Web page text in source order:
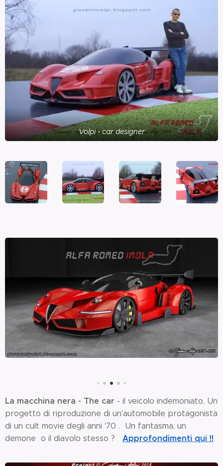
Volpi - car designer
La macchina nera - The car - il veicolo indemoniato. Un
progetto di riproduzione di un'automobile protagonista
di un cult movie degli anni '70 . Un fantasma, un
demone o il diavolo stesso ? Approfondimenti qui !!